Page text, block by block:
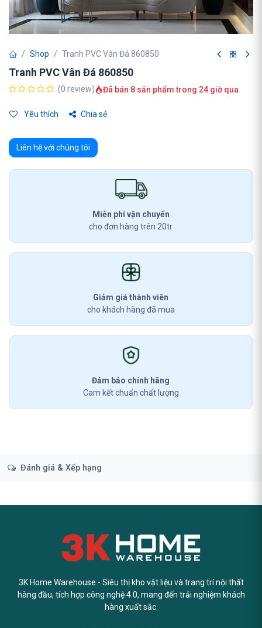
Shop Tranh PVC Vân Đá 860850
Tranh PVC Vân Đá 860850
(0 review) Đã bán 8 sản phẩm trong 24 giờ qua
Yêu thích Chia sẻ
Liên hệ với chúng tôi
Miễn phí vận chuyển
cho đơn hàng trên 20tr
Giảm giá thành viên
cho khách hàng đã mua
Đảm bảo chính hãng
Cam kết chuẩn chất lượng
Đánh giá & Xếp hạng
3K Home Warehouse - Siêu thị kho vật liệu và trang trí nội thất
hàng đầu, tích hợp công nghệ 4.0, mang đến trải nghiệm khách
hàng xuất sắc.